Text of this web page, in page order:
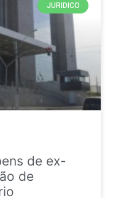
JURIDICO
de ex-
de